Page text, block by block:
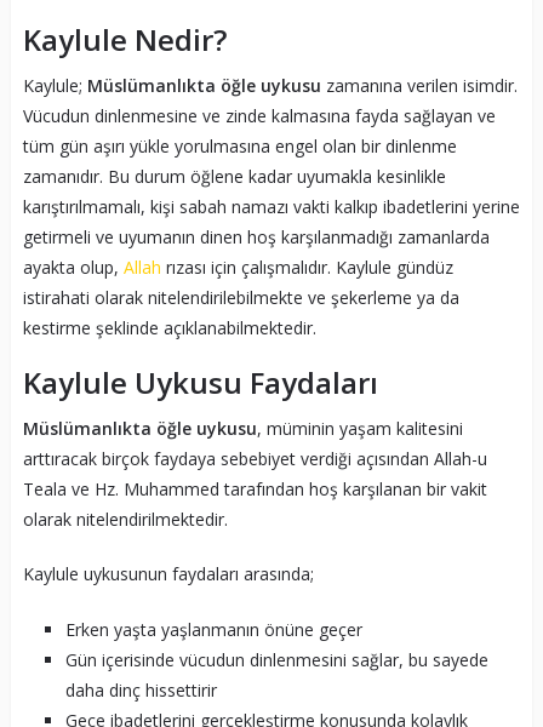
Kaylule Nedir?
Kaylule; Müslümanlıkta öğle uykusu zamanına verilen isimdir.
Vücudun dinlenmesine ve zinde kalmasına fayda sağlayan ve
tüm gün aşırı yükle yorulmasına engel olan bir dinlenme
zamanıdır. Bu durum öğlene kadar uyumakla kesinlikle
karıştırılmamalı, kişi sabah namazı vakti kalkıp ibadetlerini yerine
getirmeli ve uyumanın dinen hoş karşılanmadığı zamanlarda
ayakta olup, Allah rızası için çalışmalıdır. Kaylule gündüz
istirahati olarak nitelendirilebilmekte ve şekerleme ya da
kestirme şeklinde açıklanabilmektedir.
Kaylule Uykusu Faydaları
Müslümanlıkta öğle uykusu, müminin yaşam kalitesini
arttıracak birçok faydaya sebebiyet verdiği açısından Allah-u
Teala ve Hz. Muhammed tarafından hoş karşılanan bir vakit
olarak nitelendirilmektedir.
Kaylule uykusunun faydaları arasında;
Erken yaşta yaşlanmanın önüne geçer
Gün içerisinde vücudun dinlenmesini sağlar, bu sayede
daha dinç hissettirir
Gece ibadetlerini gerçekleştirme konusunda kolaylık